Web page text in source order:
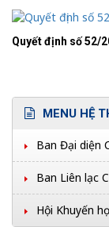
Quyết định số 52/
MENU HỆ
Ban Đại diện
Ban Liên lạc
Hội Khuyến